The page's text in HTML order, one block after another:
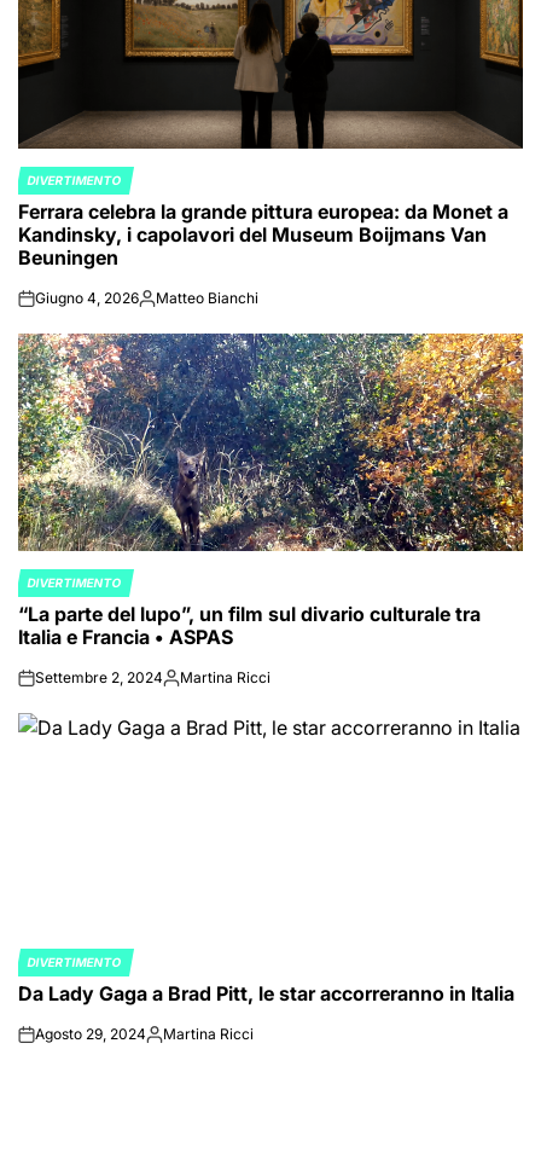
POSTED
IN
DIVERTIMENTO
Ferrara celebra la grande pittura europea: da Monet a
Kandinsky, i capolavori del Museum Boijmans Van
Beuningen
onGiugno 4, 2026Posted
Matteo Bianchi
POSTED
IN
DIVERTIMENTO
“La parte del lupo”, un film sul divario culturale tra
Italia e Francia • ASPAS
onSettembre 2, 2024PostedMartina Ricci
POSTED
IN
DIVERTIMENTO
Da Lady Gaga a Brad Pitt, le star accorreranno in Italia
onAgosto 29, 2024PostedMartina Ricci